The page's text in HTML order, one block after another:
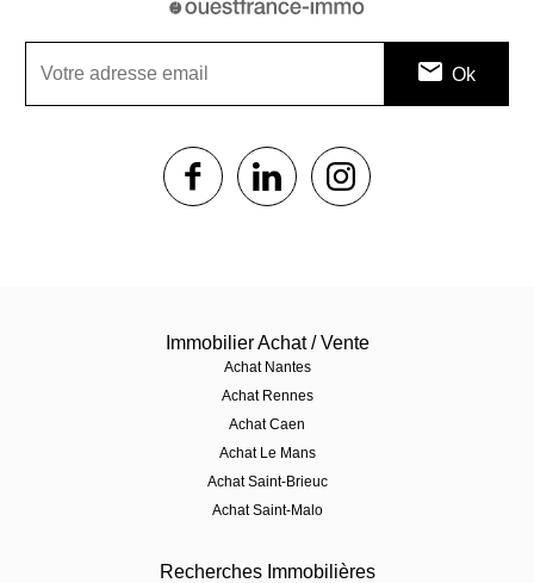
1$s 1$s
Immobilier Achat / Vente
Achat Nantes
Achat Rennes
Achat Caen
Achat Le Mans
Achat Saint-Brieuc
Achat Saint-Malo
Recherches Immobilières